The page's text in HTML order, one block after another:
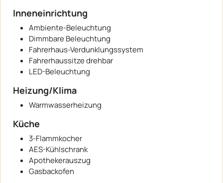
Inneneinrichtung
Ambiente-Beleuchtung
Dimmbare Beleuchtung
Fahrerhaus-Verdunklungssystem
Fahrerhaussitze drehbar
LED-Beleuchtung
Heizung/Klima
Warmwasserheizung
Küche
3-Flammkocher
AES-Kühlschrank
Apothekerauszug
Gasbackofen